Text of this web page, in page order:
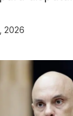
2026